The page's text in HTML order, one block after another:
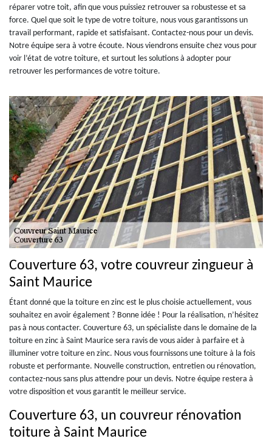
réparer votre toit, afin que vous puissiez retrouver sa robustesse et sa
force. Quel que soit le type de votre toiture, nous vous garantissons un
travail performant, rapide et satisfaisant. Contactez-nous pour un devis.
Notre équipe sera à votre écoute. Nous viendrons ensuite chez vous pour
voir l’état de votre toiture, et surtout les solutions à adopter pour
retrouver les performances de votre toiture.
Couverture 63, votre couvreur zingueur à
Saint Maurice
Étant donné que la toiture en zinc est le plus choisie actuellement, vous
souhaitez en avoir également ? Bonne idée ! Pour la réalisation, n’hésitez
pas à nous contacter. Couverture 63, un spécialiste dans le domaine de la
toiture en zinc à Saint Maurice sera ravis de vous aider à parfaire et à
illuminer votre toiture en zinc. Nous vous fournissons une toiture à la fois
robuste et performante. Nouvelle construction, entretien ou rénovation,
contactez-nous sans plus attendre pour un devis. Notre équipe restera à
votre disposition et vous garantit le meilleur service.
Couverture 63, un couvreur rénovation
toiture à Saint Maurice